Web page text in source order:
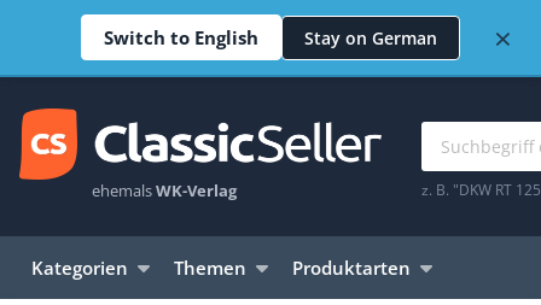
Switch to English Stay on German ×
ehemalsWK-Verlag z. B. "DKW RT
Kategorien Themen Produktarten